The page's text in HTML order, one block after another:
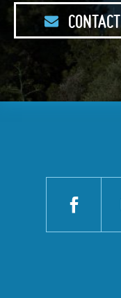
CONTACT